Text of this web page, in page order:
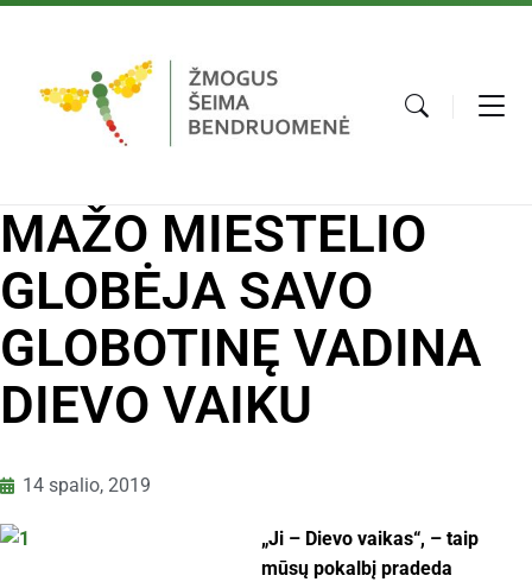
MAŽO MIESTELIO
GLOBĖJA SAVO
GLOBOTINĘ VADINA
DIEVO VAIKU
14 spalio, 2019
„Ji – Dievo vaikas“, – taip
mūsų pokalbį pradeda